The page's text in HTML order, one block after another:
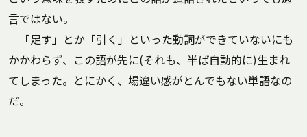
言ではない。
「足す」とか「引く」といった動詞ができていないにも
かかわらず、この語が先に(それも、半ば自動的に)生まれ
てしまった。とにかく、場違い感がとんでもない単語なの
だ。